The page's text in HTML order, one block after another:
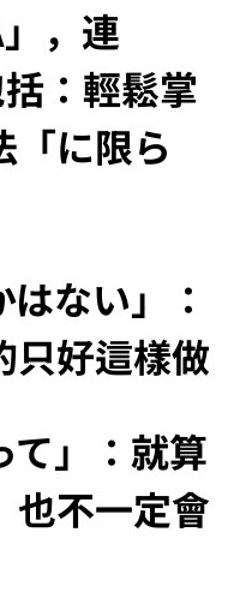
，連
括：輕鬆掌
「に限ら
はない」：
只好這樣做
て」：就算
也不一定會